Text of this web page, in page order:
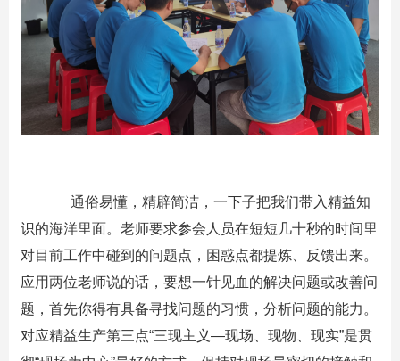
通俗易懂，精辟简洁，一下子把我们带入精益知
识的海洋里面。老师要求参会人员在短短几十秒的时间里
对目前工作中碰到的问题点，困惑点都提炼、反馈出来。
应用两位老师说的话，要想一针见血的解决问题或改善问
题，首先你得有具备寻找问题的习惯，分析问题的能力。
对应精益生产第三点“三现主义—现场、现物、现实”是贯